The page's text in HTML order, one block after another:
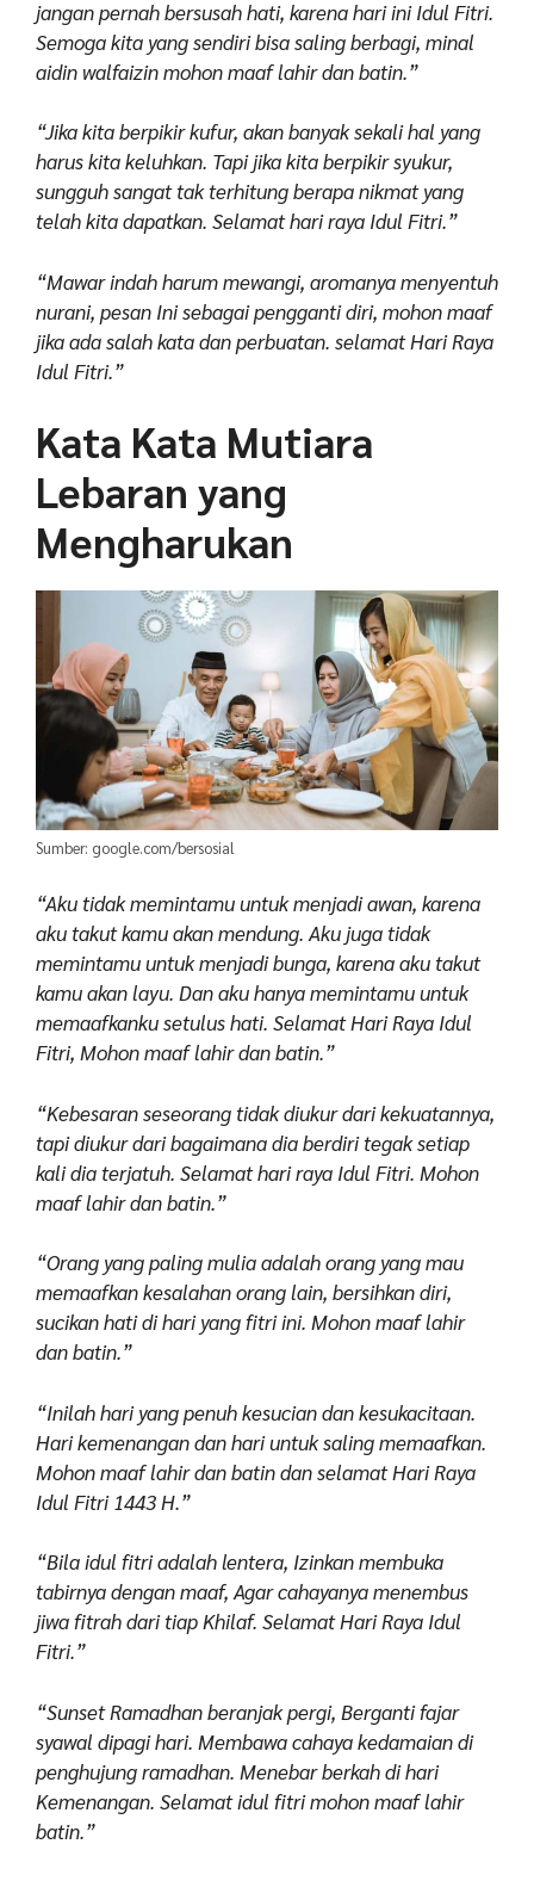
jangan pernah bersusah hati, karena hari ini Idul Fitri.
Semoga kita yang sendiri bisa saling berbagi, minal
aidin walfaizin mohon maaf lahir dan batin.”
“Jika kita berpikir kufur, akan banyak sekali hal yang
harus kita keluhkan. Tapi jika kita berpikir syukur,
sungguh sangat tak terhitung berapa nikmat yang
telah kita dapatkan. Selamat hari raya Idul Fitri.”
“Mawar indah harum mewangi, aromanya menyentuh
nurani, pesan Ini sebagai pengganti diri, mohon maaf
jika ada salah kata dan perbuatan. selamat Hari Raya
Idul Fitri.”
Kata Kata Mutiara
Lebaran yang
Mengharukan
Sumber: google.com/bersosial
“Aku tidak memintamu untuk menjadi awan, karena
aku takut kamu akan mendung. Aku juga tidak
memintamu untuk menjadi bunga, karena aku takut
kamu akan layu. Dan aku hanya memintamu untuk
memaafkanku setulus hati. Selamat Hari Raya Idul
Fitri, Mohon maaf lahir dan batin.”
“Kebesaran seseorang tidak diukur dari kekuatannya,
tapi diukur dari bagaimana dia berdiri tegak setiap
kali dia terjatuh. Selamat hari raya Idul Fitri. Mohon
maaf lahir dan batin.”
“Orang yang paling mulia adalah orang yang mau
memaafkan kesalahan orang lain, bersihkan diri,
sucikan hati di hari yang fitri ini. Mohon maaf lahir
dan batin.”
“Inilah hari yang penuh kesucian dan kesukacitaan.
Hari kemenangan dan hari untuk saling memaafkan.
Mohon maaf lahir dan batin dan selamat Hari Raya
Idul Fitri 1443 H.”
“Bila idul fitri adalah lentera, Izinkan membuka
tabirnya dengan maaf, Agar cahayanya menembus
jiwa fitrah dari tiap Khilaf. Selamat Hari Raya Idul
Fitri.”
“Sunset Ramadhan beranjak pergi, Berganti fajar
syawal dipagi hari. Membawa cahaya kedamaian di
penghujung ramadhan. Menebar berkah di hari
Kemenangan. Selamat idul fitri mohon maaf lahir
batin.”